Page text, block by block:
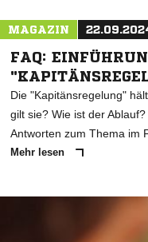
MAGAZIN
FAQ:
Die "Kapitänsregelung"
gilt sie? Wie ist der Ablauf?
Antworten zum Thema im
Mehr lesen